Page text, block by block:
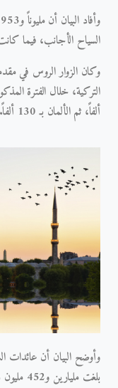
السياح الأجانب، فيما
وكان الزوار الروس في
ألفاً، ثم الألمان بـ 130 ألفاً.
وأوضح البيان أن عائدات
بلغت مليارين و452 مليون دولار.